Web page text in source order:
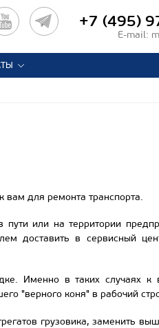
+7 (495)
E-mail:
для ремонта транспорта.
или на территории
доставить в сервисный
Именно в таких случаях к
"верного коня" в рабочий
грузовика, заменить